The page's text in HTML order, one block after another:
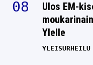
Ulos EM-
Ylelle
YLEISURHEILU